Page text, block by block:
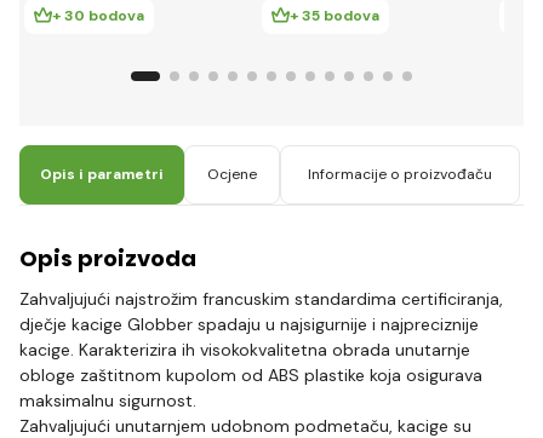
+ 30 bodova + 35 bodova
Opis i parametri Ocjene Informacije o proizvođaču
Opis proizvoda
Zahvaljujući najstrožim francuskim standardima certificiranja,
dječje kacige Globber spadaju u najsigurnije i najpreciznije
kacige. Karakterizira ih visokokvalitetna obrada unutarnje
obloge zaštitnom kupolom od ABS plastike koja osigurava
maksimalnu sigurnost.
Zahvaljujući unutarnjem udobnom podmetaču, kacige su